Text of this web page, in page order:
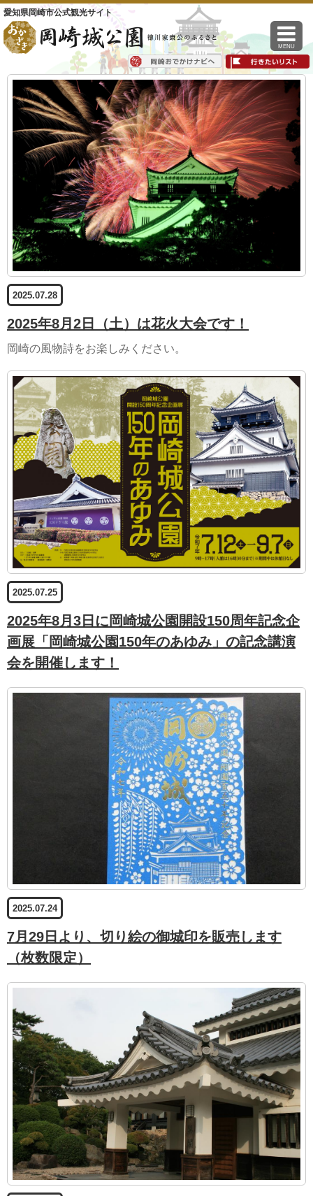
愛知県岡崎市公式観光サイト
MENU
2025.07.28
2025年8月2日（土）は花火大会です！
岡崎の風物詩をお楽しみください。
2025.07.25
2025年8月3日に岡崎城公園開設150周年記念企
画展「岡崎城公園150年のあゆみ」の記念講演
会を開催します！
2025.07.24
7月29日より、切り絵の御城印を販売します
（枚数限定）